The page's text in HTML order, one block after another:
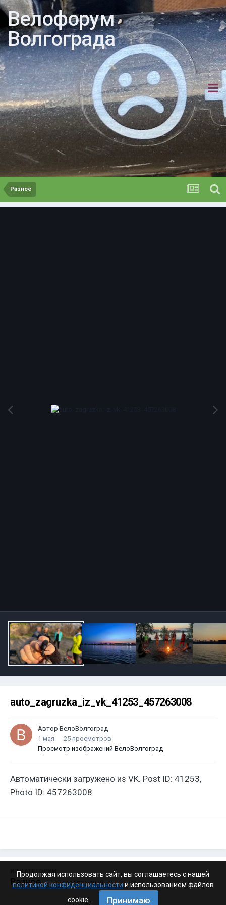
Велофорум
Волгограда
Разное
auto_zagruzka_iz_vk_41253_457263008
Автор ВелоВолгоград
1 мая
25 просмотров
Просмотр изображений ВелоВолгоград
Автоматически загружено из VK. Post ID: 41253,
Photo ID: 457263008
ИЗ КАТЕГОРИИ:
Разное · 4 199 изображений
Продолжая использовать сайт, вы соглашаетесь с нашей
политикой конфиденциальности и использованием файлов
cookie.
Принимаю